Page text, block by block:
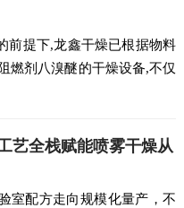
前提下,龙鑫干燥已根据物料
燃剂八溴醚的干燥设备,不仅
艺全栈赋能喷雾干燥从
室配方走向规模化量产，不